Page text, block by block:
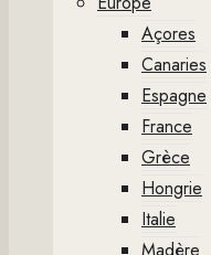
Açores
Canaries
Espagne
France
Grèce
Hongrie
Italie